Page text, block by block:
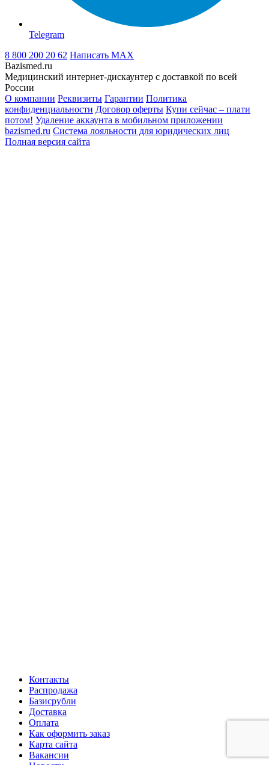
Telegram
8 800 200 20 62 Написать MAX
Bazismed.ru
Медицинский интернет-дискаунтер с доставкой по всей
России
О компании Реквизиты Гарантии Политика
конфиденциальности Договор оферты Купи сейчас – плати
потом! Удаление аккаунта в мобильном приложении
bazismed.ru Система лояльности для юридических лиц
Полная версия сайта
Контакты
Распродажа
Базисрубли
Доставка
Оплата
Как оформить заказ
Карта сайта
Вакансии